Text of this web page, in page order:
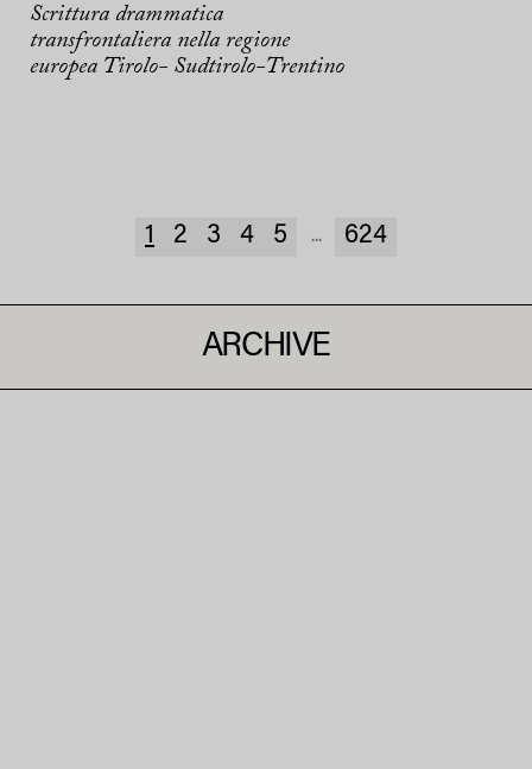
Scrittura drammatica
transfrontaliera nella regione
europea Tirolo- Sudtirolo-Trentino
1 2 3 4 5 ... 624
ARCHIVE